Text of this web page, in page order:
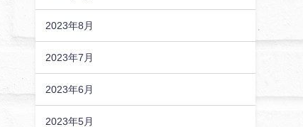
2023年8月
2023年7月
2023年6月
2023年5月